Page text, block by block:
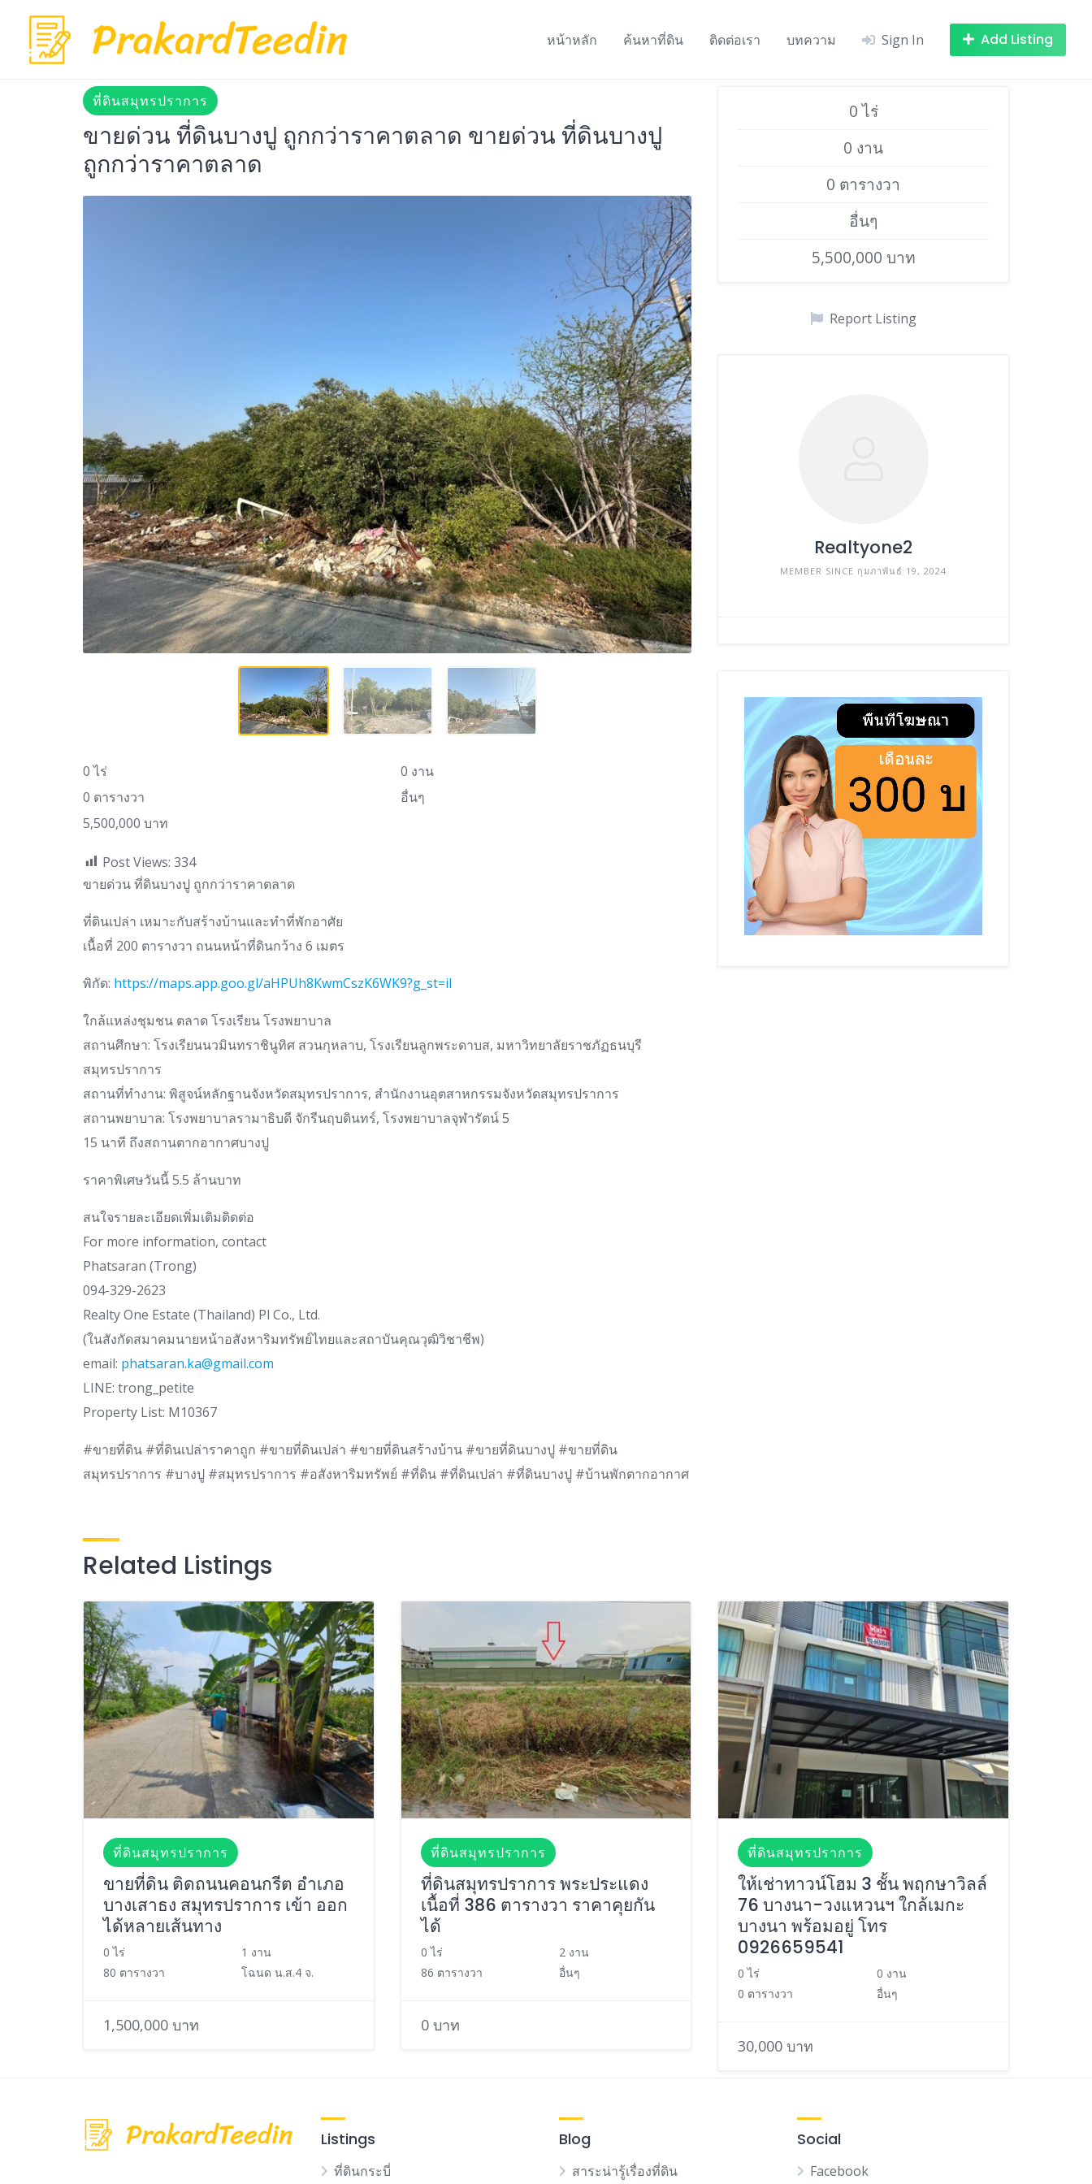
content
หน้าหลัก ค้นหาที่ดิน ติดต่อเรา บทความ Sign In Add Listing
ที่ดินสมุทรปราการ
ขายด่วน ที่ดินบางปู ถูกกว่าราคาตลาด ขายด่วน ที่ดินบางปู
ถูกกว่าราคาตลาด
0 ไร่
0 งาน
0 ตารางวา
อื่นๆ
5,500,000 บาท
Post Views: 334
ขายด่วน ที่ดินบางปู ถูกกว่าราคาตลาด
ที่ดินเปล่า เหมาะกับสร้างบ้านและทำที่พักอาศัย
เนื้อที่ 200 ตารางวา ถนนหน้าที่ดินกว้าง 6 เมตร
พิกัด: https://maps.app.goo.gl/aHPUh8KwmCszK6WK9?g_st=il
ใกล้แหล่งชุมชน ตลาด โรงเรียน โรงพยาบาล
สถานศึกษา: โรงเรียนนวมินทราชินูทิศ สวนกุหลาบ, โรงเรียนลูกพระดาบส, มหาวิทยาลัยราชภัฏธนบุรี
สมุทรปราการ
สถานที่ทำงาน: พิสูจน์หลักฐานจังหวัดสมุทรปราการ, สำนักงานอุตสาหกรรมจังหวัดสมุทรปราการ
สถานพยาบาล: โรงพยาบาลรามาธิบดี จักรีนฤบดินทร์, โรงพยาบาลจุฬารัตน์ 5
15 นาที ถึงสถานตากอากาศบางปู
ราคาพิเศษวันนี้ 5.5 ล้านบาท
สนใจรายละเอียดเพิ่มเติมติดต่อ
For more information, contact
Phatsaran (Trong)
094-329-2623
Realty One Estate (Thailand) Pl Co., Ltd.
(ในสังกัดสมาคมนายหน้าอสังหาริมทรัพย์ไทยและสถาบันคุณวุฒิวิชาชีพ)
email: phatsaran.ka@gmail.com
LINE: trong_petite
Property List: M10367
#ขายที่ดิน #ที่ดินเปล่าราคาถูก #ขายที่ดินเปล่า #ขายที่ดินสร้างบ้าน #ขายที่ดินบางปู #ขายที่ดิน
สมุทรปราการ #บางปู #สมุทรปราการ #อสังหาริมทรัพย์ #ที่ดิน #ที่ดินเปล่า #ที่ดินบางปู #บ้านพักตากอากาศ
0 ไร่
0 งาน
0 ตารางวา
อื่นๆ
5,500,000 บาท
Report Listing
Realtyone2
MEMBER SINCE กุมภาพันธ์ 19, 2024
Related Listings
ที่ดินสมุทรปราการ
ขายที่ดิน ติดถนนคอนกรีต อำเภอ
บางเสาธง สมุทรปราการ เข้า ออก
ได้หลายเส้นทาง
0 ไร่
1 งาน
80 ตารางวา
โฉนด น.ส.4 จ.
1,500,000 บาท
ที่ดินสมุทรปราการ
ที่ดินสมุทรปราการ พระประแดง
เนื้อที่ 386 ตารางวา ราคาคุยกัน
ได้
0 ไร่
2 งาน
86 ตารางวา
อื่นๆ
0 บาท
ที่ดินสมุทรปราการ
ให้เช่าทาวน์โฮม 3 ชั้น พฤกษาวิลล์
76 บางนา-วงแหวนฯ ใกล้เมกะ
บางนา พร้อมอยู่ โทร
0926659541
0 ไร่
0 งาน
0 ตารางวา
อื่นๆ
30,000 บาท
Listings
ที่ดินกระบี่
Blog
สาระน่ารู้เรื่องที่ดิน
Social
Facebook